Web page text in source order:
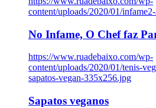
content/uploads/2020/01/
No Infame, O Chef faz
https://www.ruadebaixo.com/wp-
content/uploads/2020/01/tenis-
sapatos-vegan-335x256.jpg
Sapatos veganos